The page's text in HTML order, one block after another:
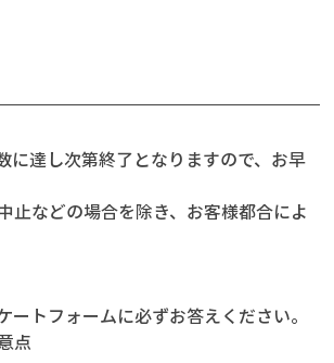
に達し次第終了となりますので、お早
止などの場合を除き、お客様都合によ
トフォームに必ずお答えください。
点